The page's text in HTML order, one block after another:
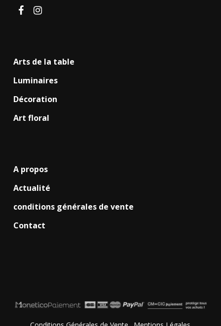
facebookinstagram
Arts de la table
Luminaires
Décoration
Art floral
A propos
Actualité
conditions générales de vente
Contact